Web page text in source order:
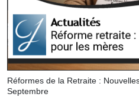
Réformes de la Retraite :
Septembre